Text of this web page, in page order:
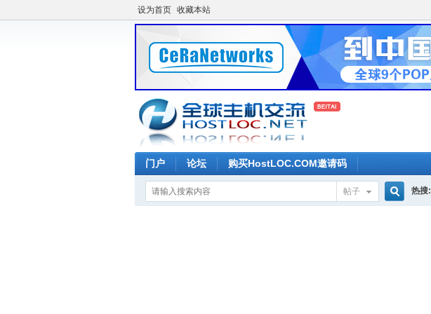
设为首页 收藏本站
门户 论坛 购买HostLOC.COM邀请码
帖子 热搜: